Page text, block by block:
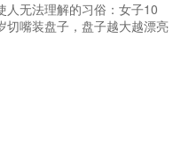
人无法理解的习俗：女子10
切嘴装盘子，盘子越大越漂亮